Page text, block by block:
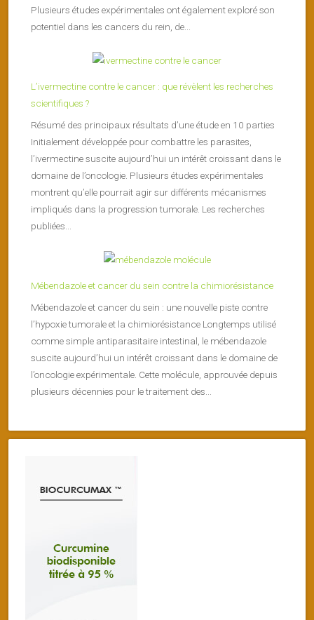
Plusieurs études expérimentales ont également exploré son
potentiel dans les cancers du rein, de...
L’ivermectine contre le cancer : que révèlent les recherches
scientifiques ?
Résumé des principaux résultats d’une étude en 10 parties
Initialement développée pour combattre les parasites,
l’ivermectine suscite aujourd’hui un intérêt croissant dans le
domaine de l’oncologie. Plusieurs études expérimentales
montrent qu’elle pourrait agir sur différents mécanismes
impliqués dans la progression tumorale. Les recherches
publiées...
Mébendazole et cancer du sein contre la chimiorésistance
Mébendazole et cancer du sein : une nouvelle piste contre
l’hypoxie tumorale et la chimiorésistance Longtemps utilisé
comme simple antiparasitaire intestinal, le mébendazole
suscite aujourd’hui un intérêt croissant dans le domaine de
l’oncologie expérimentale. Cette molécule, approuvée depuis
plusieurs décennies pour le traitement des...